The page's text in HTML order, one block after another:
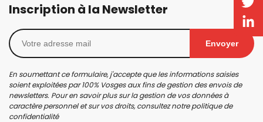
Inscription à la Newsletter
Envoyer
En soumettant ce formulaire, j'accepte que les informations saisies
soient exploitées par 100% Vosges aux fins de gestion des envois de
newsletters. Pour en savoir plus sur la gestion de vos données à
caractère personnel et sur vos droits, consultez notrepolitique de
confidentialité